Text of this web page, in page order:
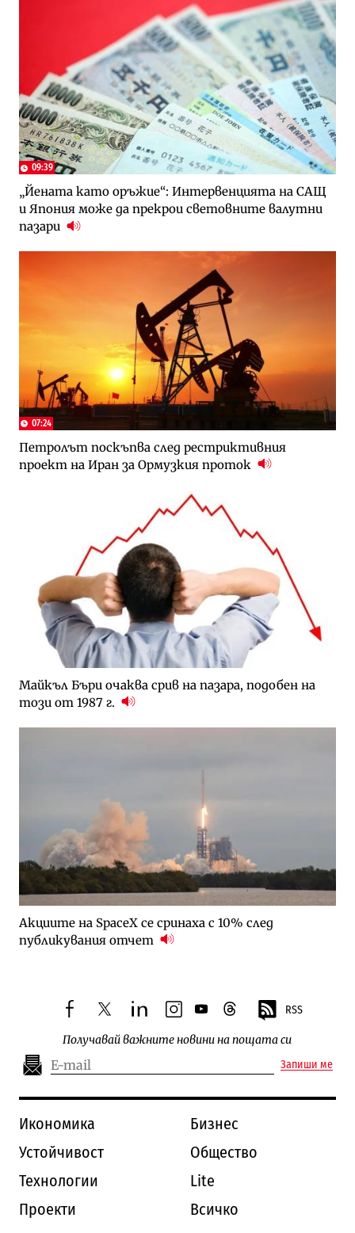
09:39
„Йената като оръжие“: Интервенцията на САЩ
и Япония може да прекрои световните валутни
пазари
07:24
Петролът поскъпва след рестриктивния
проект на Иран за Ормузкия проток
Майкъл Бъри очаква срив на пазара, подобен на
този от 1987 г.
Акциите на SpaceX се сринаха с 10% след
публикувания отчет
facebooktwitterlinkedininstagram
youtubethreads RSS
Получавай важните новини на пощата си
Запиши ме
Икономика
Бизнес
Устойчивост
Общество
Технологии
Lite
Проекти
Всичко